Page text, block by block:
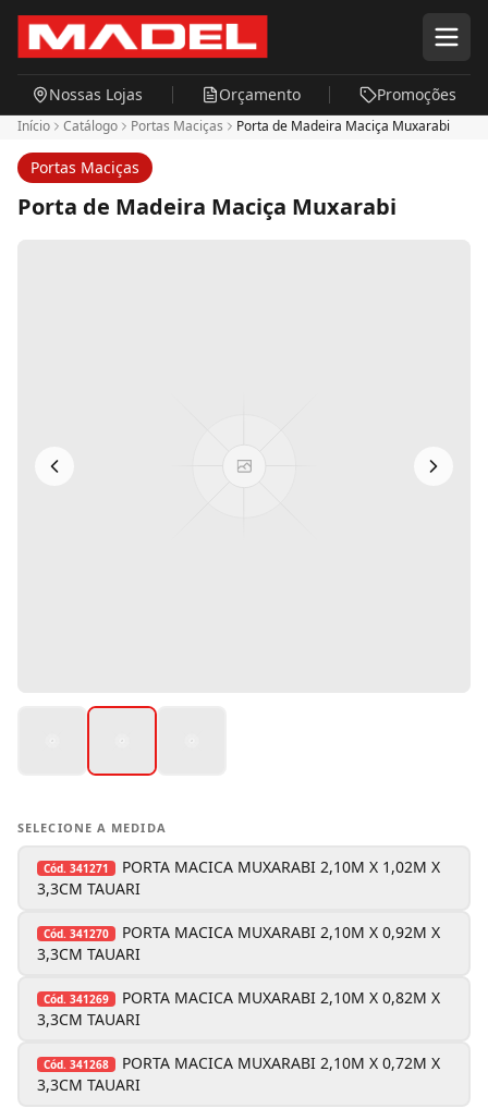
Pular para o conteúdo principal
Nossas Lojas Orçamento Promoções
Início Catálogo Portas Maciças Porta de Madeira Maciça Muxarabi
Portas Maciças
Porta de Madeira Maciça Muxarabi
SELECIONE A MEDIDA
Cód. 341271
PORTA MACICA MUXARABI 2,10M X 1,02M X
3,3CM TAUARI
Cód. 341270
PORTA MACICA MUXARABI 2,10M X 0,92M X
3,3CM TAUARI
Cód. 341269
PORTA MACICA MUXARABI 2,10M X 0,82M X
3,3CM TAUARI
Cód. 341268
PORTA MACICA MUXARABI 2,10M X 0,72M X
3,3CM TAUARI